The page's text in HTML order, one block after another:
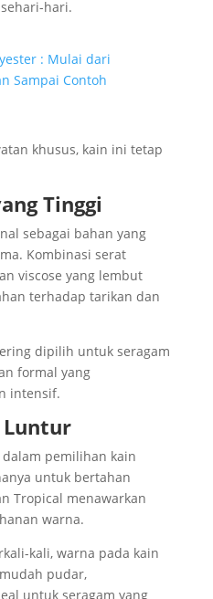
hari.
: Mulai dari
Sampai Contoh
khusus, kain ini tetap
Tinggi
sebagai bahan yang
Kombinasi serat
viscose yang lembut
terhadap tarikan dan
dipilih untuk seragam
formal yang
intensif.
Luntur
pemilihan kain
untuk bertahan
Tropical menawarkan
warna.
kali, warna pada kain
pudar,
untuk seragam yang